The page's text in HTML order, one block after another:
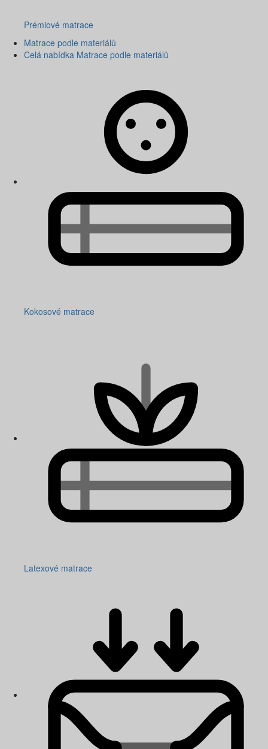
Prémiové matrace
Matrace podle materiálů
Celá nabídka Matrace podle materiálů
Kokosové matrace
Latexové matrace